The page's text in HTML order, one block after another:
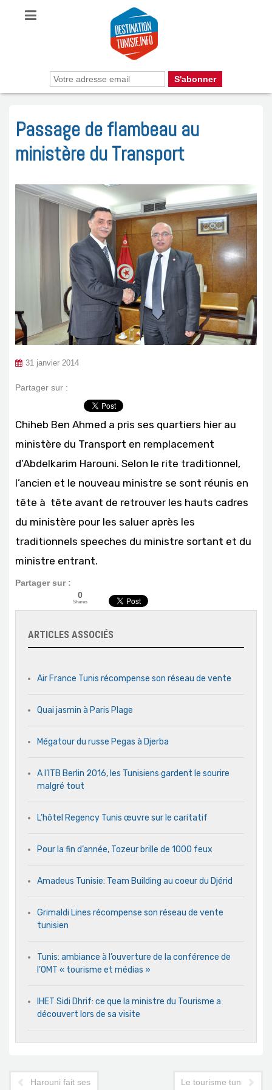
Passage de flambeau au
ministère du Transport
31 janvier 2014
Partager sur :
Chiheb Ben Ahmed a pris ses quartiers hier au
ministère du Transport en remplacement
d’Abdelkarim Harouni. Selon le rite traditionnel,
l’ancien et le nouveau ministre se sont réunis en
tête à tête avant de retrouver les hauts cadres
du ministère pour les saluer après les
traditionnels speeches du ministre sortant et du
ministre entrant.
Partager sur :
0
Shares
ARTICLES ASSOCIÉS
Air France Tunis récompense son réseau de vente
Quai jasmin à Paris Plage
Mégatour du russe Pegas à Djerba
A l’ITB Berlin 2016, les Tunisiens gardent le sourire
malgré tout
L’hôtel Regency Tunis œuvre sur le caritatif
Pour la fin d’année, Tozeur brille de 1000 feux
Amadeus Tunisie: Team Building au coeur du Djérid
Grimaldi Lines récompense son réseau de vente
tunisien
Tunis: ambiance à l’ouverture de la conférence de
l’OMT « tourisme et médias »
IHET Sidi Dhrif: ce que la ministre du Tourisme a
découvert lors de sa visite
Harouni fait ses adieux au Transport Le tourisme tunisien à